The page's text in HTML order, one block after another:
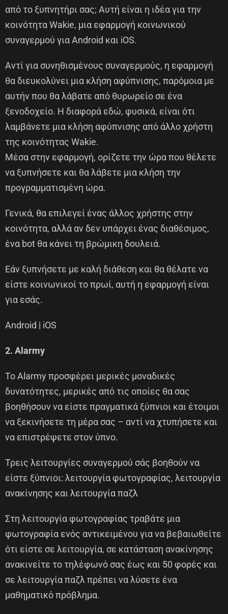
από το ξυπνητήρι σας; Αυτή είναι η ιδέα για την
κοινότητα Wakie, μια εφαρμογή κοινωνικού
συναγερμού για Android και iOS.
Αντί για συνηθισμένους συναγερμούς, η εφαρμογή
θα διευκολύνει μια κλήση αφύπνισης, παρόμοια με
αυτήν που θα λάβατε από θυρωρείο σε ένα
ξενοδοχείο. Η διαφορά εδώ, φυσικά, είναι ότι
λαμβάνετε μια κλήση αφύπνισης από άλλο χρήστη
της κοινότητας Wakie.
Μέσα στην εφαρμογή, ορίζετε την ώρα που θέλετε
να ξυπνήσετε και θα λάβετε μια κλήση την
προγραμματισμένη ώρα.
Γενικά, θα επιλεγεί ένας άλλος χρήστης στην
κοινότητα, αλλά αν δεν υπάρχει ένας διαθέσιμος,
ένα bot θα κάνει τη βρώμικη δουλειά.
Εάν ξυπνήσετε με καλή διάθεση και θα θέλατε να
είστε κοινωνικοί το πρωί, αυτή η εφαρμογή είναι
για εσάς.
Android | iOS
2. Alarmy
Το Alarmy προσφέρει μερικές μοναδικές
δυνατότητες, μερικές από τις οποίες θα σας
βοηθήσουν να είστε πραγματικά ξύπνιοι και έτοιμοι
να ξεκινήσετε τη μέρα σας – αντί να χτυπήσετε και
να επιστρέψετε στον ύπνο.
Τρεις λειτουργίες συναγερμού σάς βοηθούν να
είστε ξύπνιοι: λειτουργία φωτογραφίας, λειτουργία
ανακίνησης και λειτουργία παζλ
Στη λειτουργία φωτογραφίας τραβάτε μια
φωτογραφία ενός αντικειμένου για να βεβαιωθείτε
ότι είστε σε λειτουργία, σε κατάσταση ανακίνησης
ανακινείτε το τηλέφωνό σας έως και 50 φορές και
σε λειτουργία παζλ πρέπει να λύσετε ένα
μαθηματικό πρόβλημα.